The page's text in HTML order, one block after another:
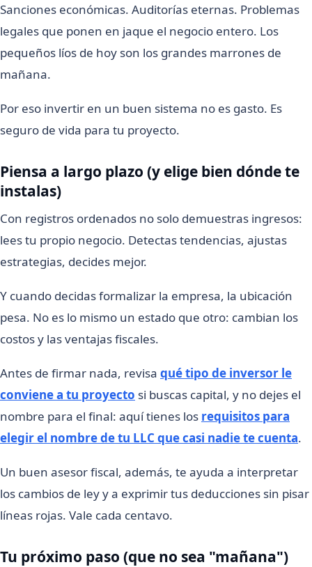
Sanciones económicas. Auditorías eternas. Problemas
legales que ponen en jaque el negocio entero. Los
pequeños líos de hoy son los grandes marrones de
mañana.
Por eso invertir en un buen sistema no es gasto. Es
seguro de vida para tu proyecto.
Piensa a largo plazo (y elige bien dónde te
instalas)
Con registros ordenados no solo demuestras ingresos:
lees tu propio negocio. Detectas tendencias, ajustas
estrategias, decides mejor.
Y cuando decidas formalizar la empresa, la ubicación
pesa. No es lo mismo un estado que otro: cambian los
costos y las ventajas fiscales.
Antes de firmar nada, revisa qué tipo de inversor le
conviene a tu proyecto si buscas capital, y no dejes el
nombre para el final: aquí tienes los requisitos para
elegir el nombre de tu LLC que casi nadie te cuenta.
Un buen asesor fiscal, además, te ayuda a interpretar
los cambios de ley y a exprimir tus deducciones sin pisar
líneas rojas. Vale cada centavo.
Tu próximo paso (que no sea "mañana")